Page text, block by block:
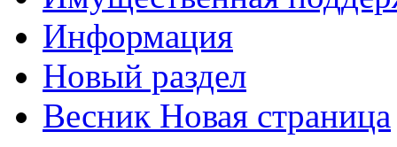
Информация
Новый раздел
Весник Новая страница